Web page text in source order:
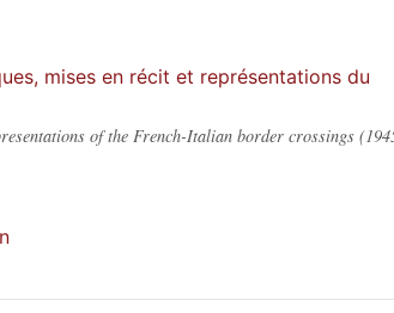
mises en récit et représentations du
of the French-Italian border crossings